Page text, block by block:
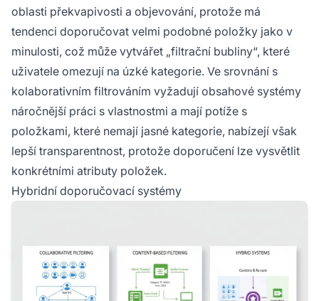
oblasti překvapivosti a objevování, protože má
tendenci doporučovat velmi podobné položky jako v
minulosti, což může vytvářet „filtrační bubliny“, které
uživatele omezují na úzké kategorie. Ve srovnání s
kolaborativním filtrováním vyžadují obsahové systémy
náročnější práci s vlastnostmi a mají potíže s
položkami, které nemají jasné kategorie, nabízejí však
lepší transparentnost, protože doporučení lze vysvětlit
konkrétními atributy položek.
Hybridní doporučovací systémy